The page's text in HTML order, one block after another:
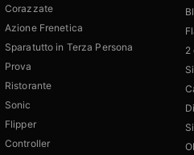
Corazzate
Azione Frenetica
Sparatutto in Terza Persona
Prova
Ristorante
Sonic
Flipper
Controller
2